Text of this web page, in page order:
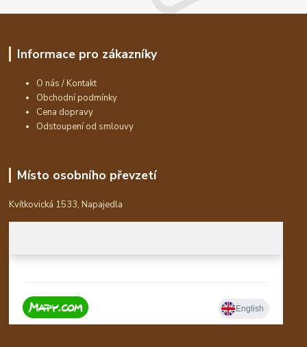
Informace pro zákazníky
O nás / Kontakt
Obchodní podmínky
Cena dopravy
Odstoupení od smlouvy
Místo osobního převzetí
Kvítkovická 1533, Napajedla